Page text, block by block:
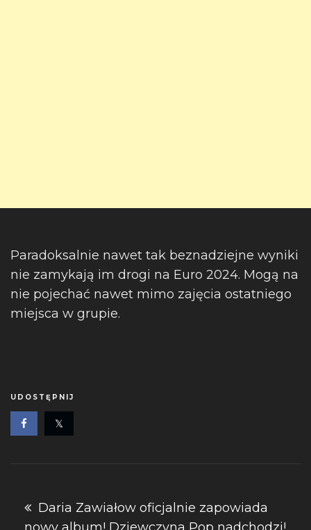
Paradoksalnie nawet tak beznadziejne wyniki
nie zamykają im drogi na Euro 2024. Mogą na
nie pojechać nawet mimo zajęcia ostatniego
miejsca w grupie.
UDOSTĘPNIJ
Nawigacja
Daria Zawiałow oficjalnie zapowiada